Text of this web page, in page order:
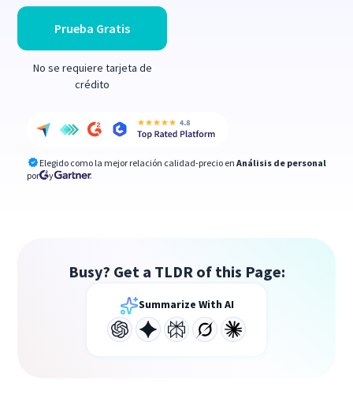
Prueba Gratis
No se requiere tarjeta de
crédito
Elegido como la mejor relación calidad-precio en Análisis de personal
por
y
Busy? Get a TLDR of this Page:
Summarize With AI